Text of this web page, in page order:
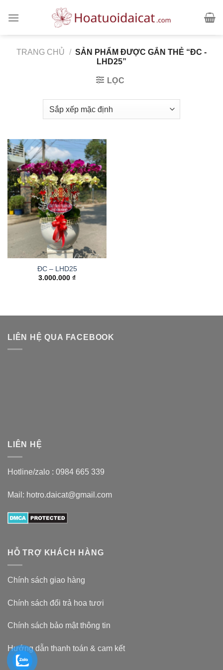
TRANG CHỦ / SẢN PHẨM ĐƯỢC GẮN THẺ “ĐC -
LHD25”
LỌC
ĐC – LHD25
3.000.000 ₫
LIÊN HỆ QUA FACEBOOK
LIÊN HỆ
Hotline/zalo : 0984 665 339
Mail: hotro.daicat@gmail.com
HỖ TRỢ KHÁCH HÀNG
Chính sách giao hàng
Chính sách đổi trả hoa tươi
Chính sách bảo mật thông tin
Hướng dẫn thanh toán & cam kết